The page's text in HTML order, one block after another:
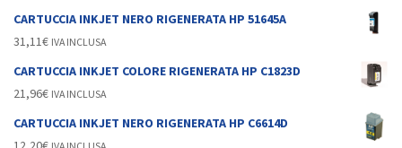
CARTUCCIA INKJET NERO RIGENERATA HP 51645A
31,11€ IVA INCLUSA
CARTUCCIA INKJET COLORE RIGENERATA HP C1823D
21,96€ IVA INCLUSA
CARTUCCIA INKJET NERO RIGENERATA HP C6614D